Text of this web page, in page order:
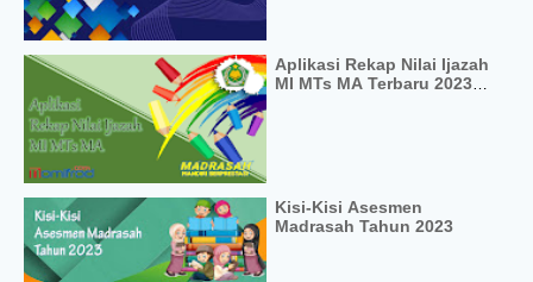
Aplikasi Rekap Nilai Ijazah
MI MTs MA Terbaru 2023
Kisi-Kisi Asesmen
Madrasah Tahun 2023